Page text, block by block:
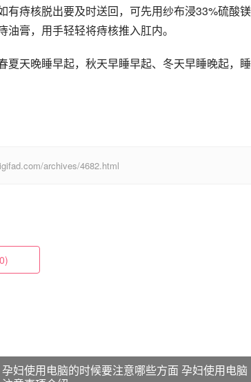
痔核脱出要及时送回，可先用纱布浸33%硫酸
膏，用手轻轻将痔核推入肛内。
天晚睡早起，秋天早睡早起、冬天早睡晚起，
archives/4682.html
孕妇使用电脑的时候要注意哪些方面 孕妇使用电脑